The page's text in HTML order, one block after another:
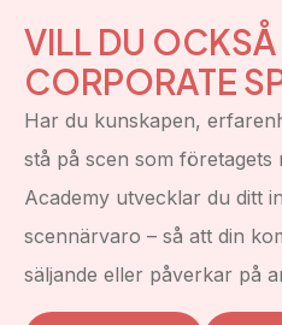
VILL DU OCKSÅ
CORPORATE
Har du kunskapen,
stå på scen som
Academy utvecklar du ditt
scennärvaro – så att din
säljande eller påverkar på